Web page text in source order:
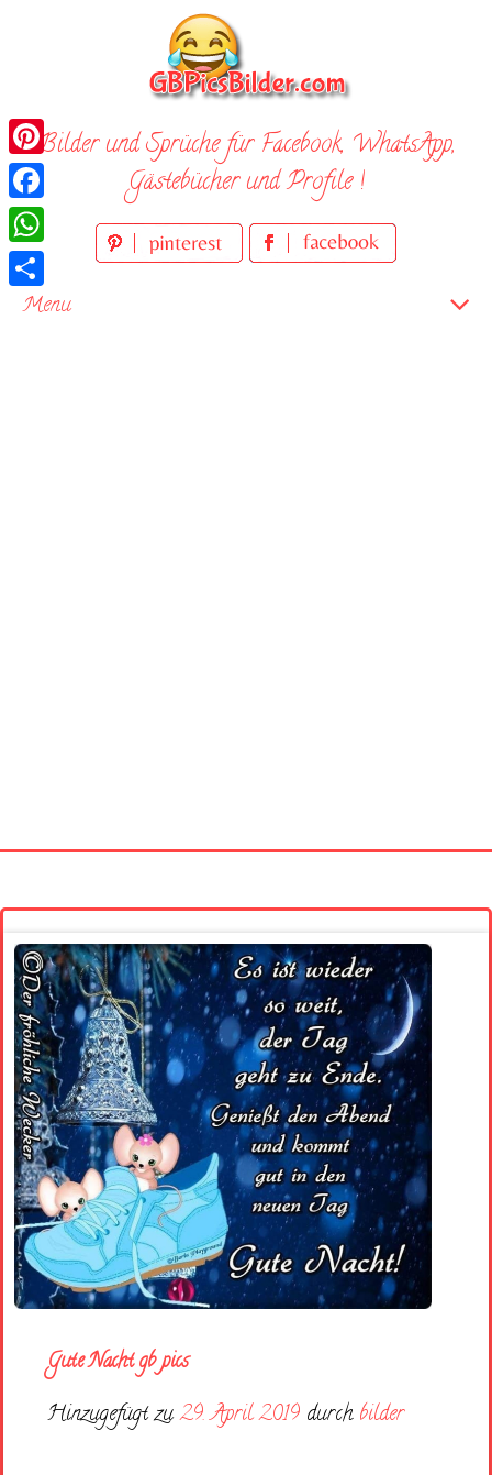
Bilder und Sprüche für Facebook, WhatsApp,
Gästebücher und Profile !
Menu
Gute Nacht gb pics
Hinzugefügt zu29. April 2019 durch bilder
Pinterest
Facebook
WhatsApp
Teilen